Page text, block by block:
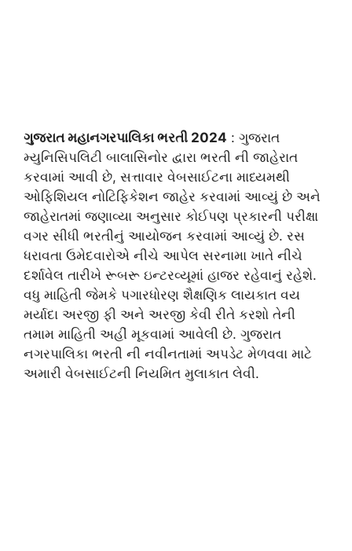
ગુજરાત મહાનગરપાલિકા ભરતી 2024 : ગુજરાત
મ્યુનિસિપલિટી બાલાસિનોર દ્વારા ભરતી ની જાહેરાત
કરવામાં આવી છે, સત્તાવાર વેબસાઈટના માધ્યમથી
ઓફિશિયલ નોટિફિકેશન જાહેર કરવામાં આવ્યું છે અને
જાહેરાતમાં જણાવ્યા અનુસાર કોઈપણ પ્રકારની પરીક્ષા
વગર સીધી ભરતીનું આયોજન કરવામાં આવ્યું છે. રસ
ધરાવતા ઉમેદવારોએ નીચે આપેલ સરનામા ખાતે નીચે
દર્શાવેલ તારીખે રૂબરૂ ઇન્ટરવ્યૂમાં હાજર રહેવાનું રહેશે.
વધુ માહિતી જેમકે પગારધોરણ શૈક્ષણિક લાયકાત વય
મર્યાદા અરજી ફી અને અરજી કેવી રીતે કરશો તેની
તમામ માહિતી અહીં મૂકવામાં આવેલી છે. ગુજરાત
નગરપાલિકા ભરતી ની નવીનતામાં અપડેટ મેળવવા માટે
અમારી વેબસાઈટની નિયમિત મુલાકાત લેવી.